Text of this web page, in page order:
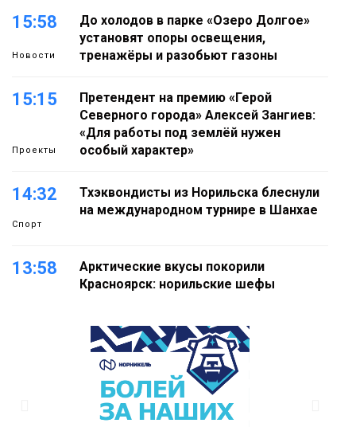
15:58
Новости
До холодов в парке «Озеро Долгое»
установят опоры освещения,
тренажёры и разобьют газоны
15:15
Проекты
Претендент на премию «Герой
Северного города» Алексей Зангиев:
«Для работы под землёй нужен
особый характер»
14:32
Спорт
Тхэквондисты из Норильска блеснули
на международном турнире в Шанхае
13:58
Арктические вкусы покорили
Красноярск: норильские шефы
Рабочая неделя с 10 по 14 августа
будет солнечной и тёплой
Прокуратура проверяет инцидент с